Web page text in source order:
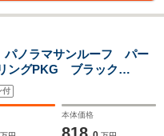
ノラマサンルーフ パー
ングPKG ブラック
ージレッド RSスポー
認定中古車保証1年
付
本体価格